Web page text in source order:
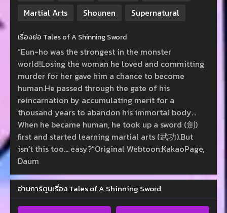
Martial Arts
Shounen Supernatural
เรื่องย่อ Tales of A Shinning Sword
“Eun-ho was the strongest in the monster
world!Losing the woman he loved and committing
murder for her gave him a chance to become
human.He passed through the gate of his
reincarnation by accumulating merit for a
thousand years to abandon his immortal body…
When he became human, he took up a sword (劍)
first and started learning martial arts (武功).But
isn’t this too… easy?”Original Webtoon:KakaoPage,
Daum
อ่านการ์ตูนเรื่อง Tales of A Shinning Sword